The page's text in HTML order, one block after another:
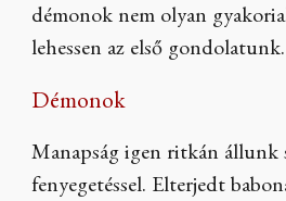
démonok nem olyan
lehessen az első gondolatunk.
Démonok
Manapság igen ritkán állunk
fenyegetéssel. Elterjedt